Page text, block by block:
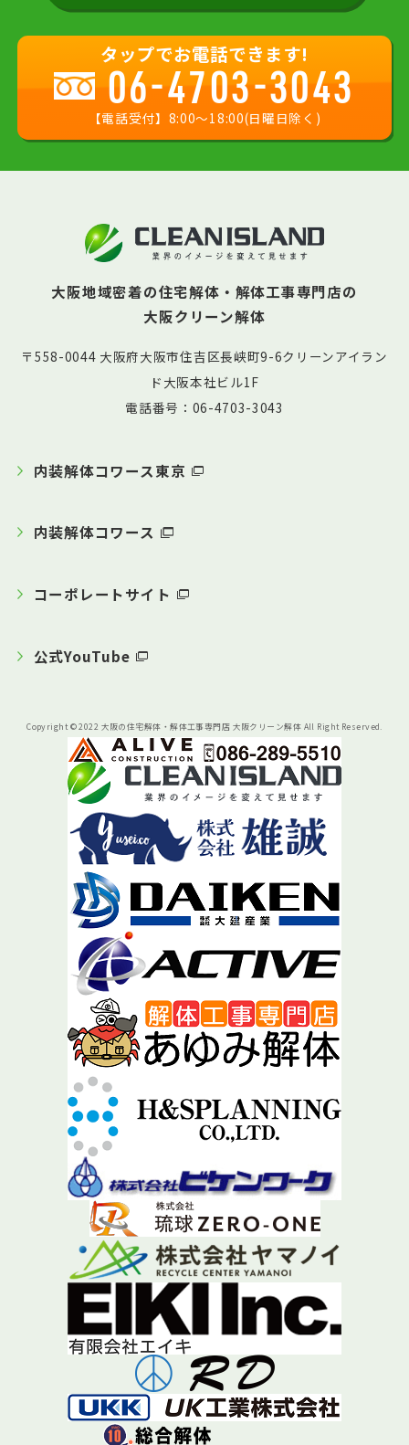
タップでお電話できます!
06-4703-3043
【電話受付】8:00〜18:00(日曜日除く)
大阪地域密着の住宅解体・解体工事専門店の
大阪クリーン解体
〒558-0044 大阪府大阪市住吉区長峡町9-6クリーンアイラン
ド大阪本社ビル1F
電話番号：06-4703-3043
内装解体コワース東京
内装解体コワース
コーポレートサイト
公式YouTube
Copyright © 2022 大阪の住宅解体・解体工事専門店 大阪クリーン解体 All Right Reserved.